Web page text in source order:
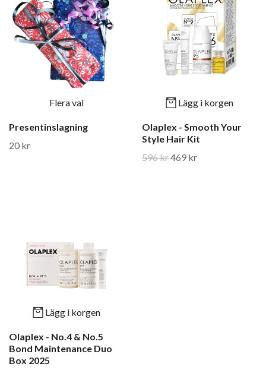
Flera val
Presentinslagning
20 kr
Lägg i korgen
Olaplex - Smooth Your
Style Hair Kit
596 kr469 kr
Lägg i korgen
Olaplex - No.4 & No.5
Bond Maintenance Duo
Box 2025